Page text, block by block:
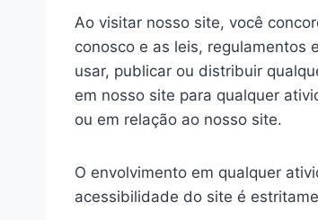
Ao visitar nosso site, você
conosco e as leis, regulamentos
usar, publicar ou distribuir
em nosso site para qualquer
ou em relação ao nosso site.
O envolvimento em qualquer
acessibilidade do site é